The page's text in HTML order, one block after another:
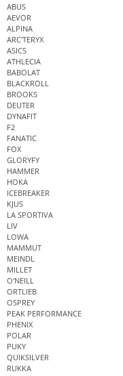
ABUS
AEVOR
ALPINA
ARC'TERYX
ASICS
ATHLECIA
BABOLAT
BLACKROLL
BROOKS
DEUTER
DYNAFIT
F2
FANATIC
FOX
GLORYFY
HAMMER
HOKA
ICEBREAKER
KJUS
LA SPORTIVA
LIV
LOWA
MAMMUT
MEINDL
MILLET
O'NEILL
ORTLIEB
OSPREY
PEAK PERFORMANCE
PHENIX
POLAR
PUKY
QUIKSILVER
RUKKA